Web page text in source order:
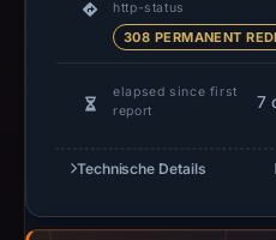
http-status
308 PERMANENT
elapsed since first
report
7
Technische Details